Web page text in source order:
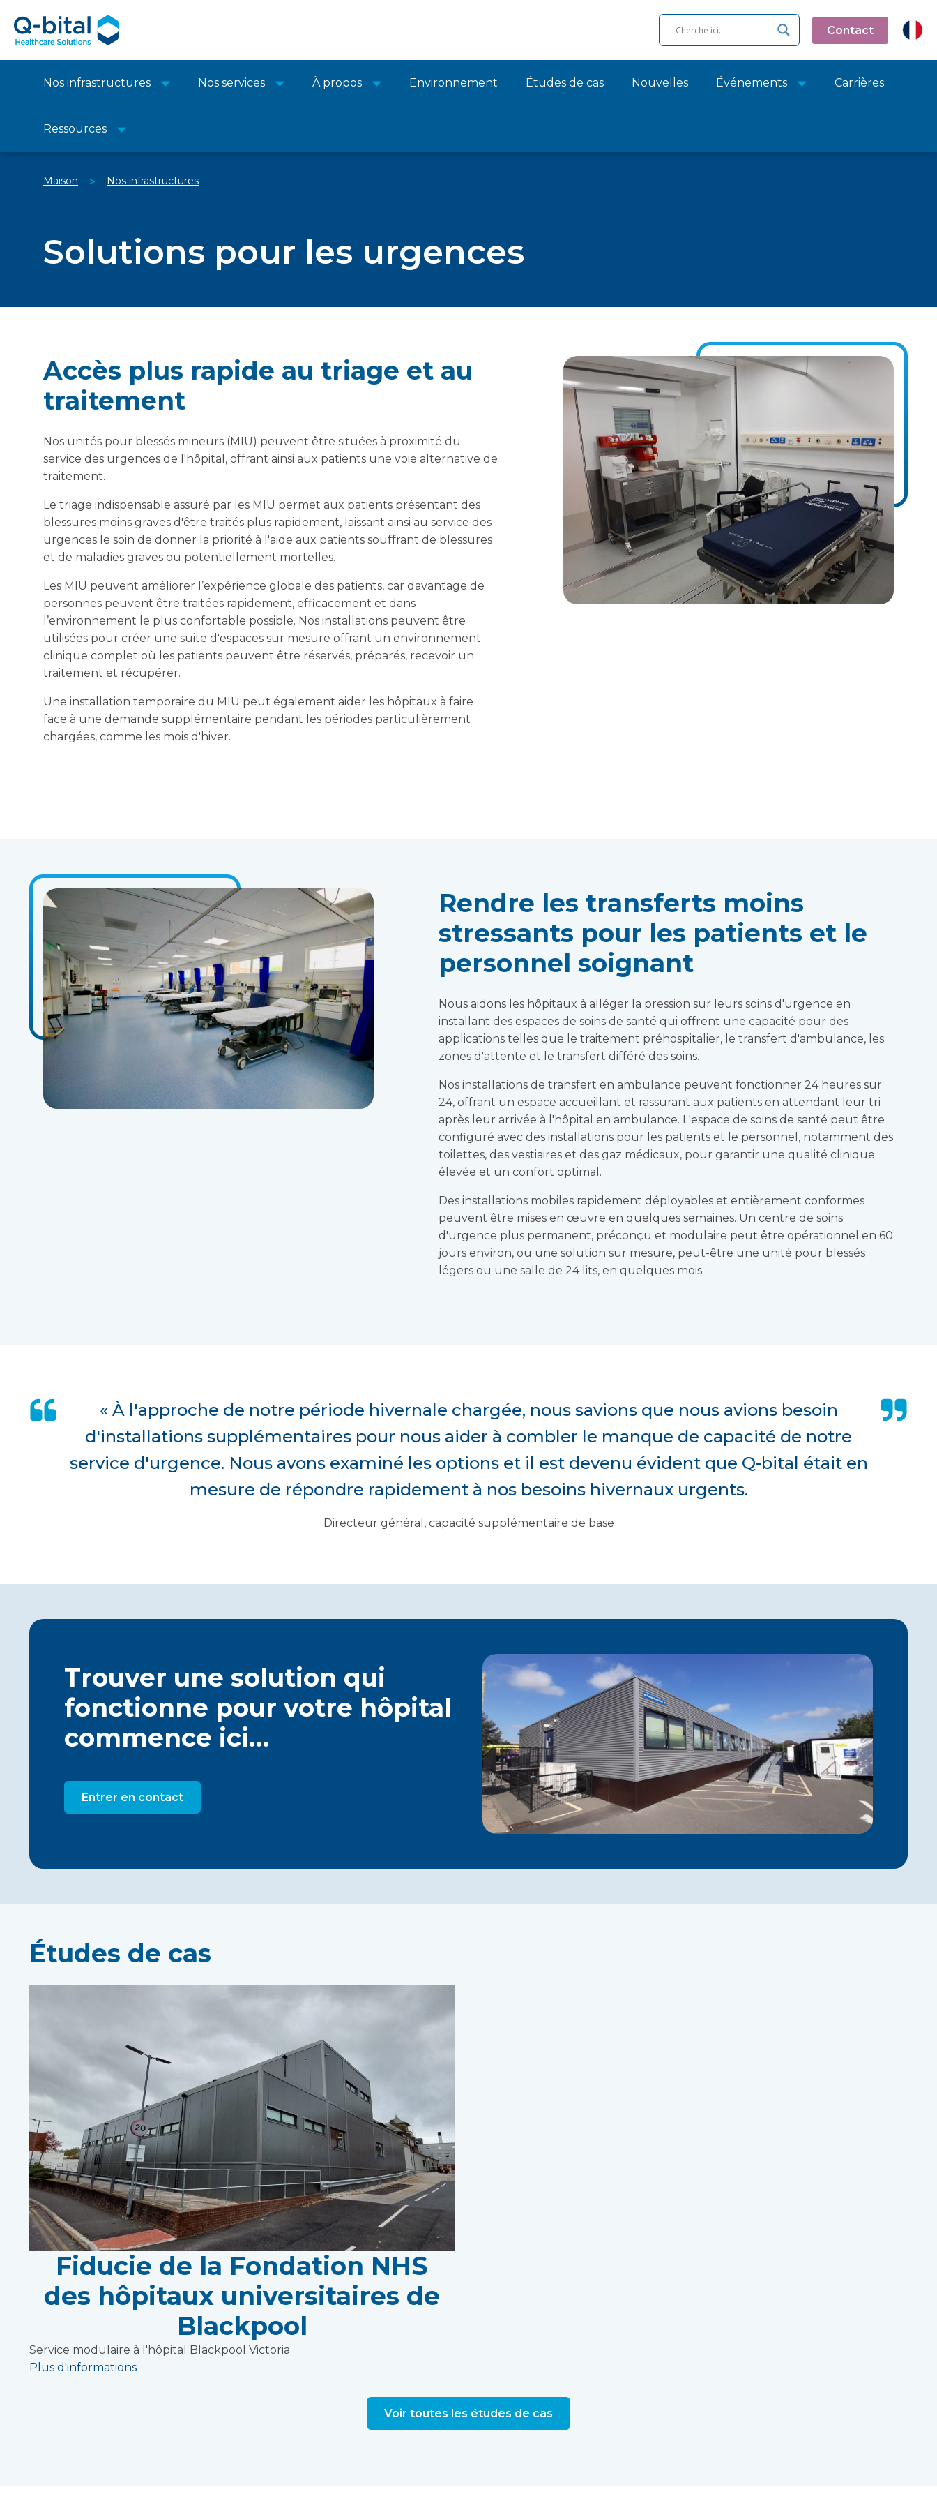
Contact
Nos infrastructures Nos services À propos Environnement Études de cas Nouvelles Événements Carrières
Ressources
Maison > Nos infrastructures
Solutions pour les urgences
Accès plus rapide au triage et au
traitement
Nos unités pour blessés mineurs (MIU) peuvent être situées à proximité du
service des urgences de l'hôpital, offrant ainsi aux patients une voie alternative de
traitement.
Le triage indispensable assuré par les MIU permet aux patients présentant des
blessures moins graves d'être traités plus rapidement, laissant ainsi au service des
urgences le soin de donner la priorité à l'aide aux patients souffrant de blessures
et de maladies graves ou potentiellement mortelles.
Les MIU peuvent améliorer l’expérience globale des patients, car davantage de
personnes peuvent être traitées rapidement, efficacement et dans
l’environnement le plus confortable possible. Nos installations peuvent être
utilisées pour créer une suite d'espaces sur mesure offrant un environnement
clinique complet où les patients peuvent être réservés, préparés, recevoir un
traitement et récupérer.
Une installation temporaire du MIU peut également aider les hôpitaux à faire
face à une demande supplémentaire pendant les périodes particulièrement
chargées, comme les mois d'hiver.
Rendre les transferts moins
stressants pour les patients et le
personnel soignant
Nous aidons les hôpitaux à alléger la pression sur leurs soins d'urgence en
installant des espaces de soins de santé qui offrent une capacité pour des
applications telles que le traitement préhospitalier, le transfert d'ambulance, les
zones d'attente et le transfert différé des soins.
Nos installations de transfert en ambulance peuvent fonctionner 24 heures sur
24, offrant un espace accueillant et rassurant aux patients en attendant leur tri
après leur arrivée à l'hôpital en ambulance. L'espace de soins de santé peut être
configuré avec des installations pour les patients et le personnel, notamment des
toilettes, des vestiaires et des gaz médicaux, pour garantir une qualité clinique
élevée et un confort optimal.
Des installations mobiles rapidement déployables et entièrement conformes
peuvent être mises en œuvre en quelques semaines. Un centre de soins
d'urgence plus permanent, préconçu et modulaire peut être opérationnel en 60
jours environ, ou une solution sur mesure, peut-être une unité pour blessés
légers ou une salle de 24 lits, en quelques mois.
« À l'approche de notre période hivernale chargée, nous savions que nous avions besoin
d'installations supplémentaires pour nous aider à combler le manque de capacité de notre
service d'urgence. Nous avons examiné les options et il est devenu évident que Q-bital était en
mesure de répondre rapidement à nos besoins hivernaux urgents.
Directeur général, capacité supplémentaire de base
Trouver une solution qui
fonctionne pour votre hôpital
commence ici…
Entrer en contact
Études de cas
Fiducie de la Fondation NHS
des hôpitaux universitaires de
Blackpool
Service modulaire à l'hôpital Blackpool Victoria
Plus d'informations
Voir toutes les études de cas